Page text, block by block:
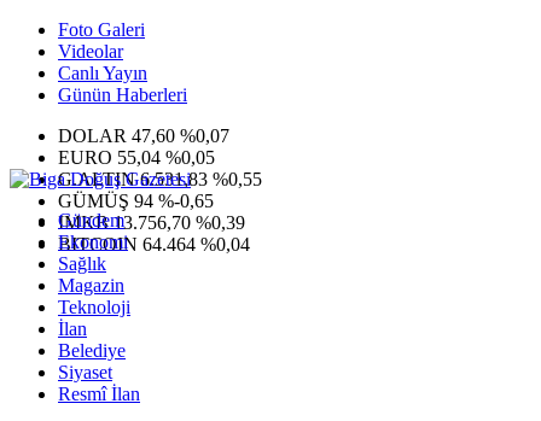
Foto Galeri
Videolar
Canlı Yayın
Günün Haberleri
DOLAR 47,60 %0,07
EURO 55,04 %0,05
G.ALTIN6.531,83 %0,55
GÜMÜŞ 94 %-0,65
IMKB13.756,70 %0,39
BITCOIN 64.464 %0,04
Gündem
Ekonomi
Sağlık
Magazin
Teknoloji
İlan
Belediye
Siyaset
Resmî İlan